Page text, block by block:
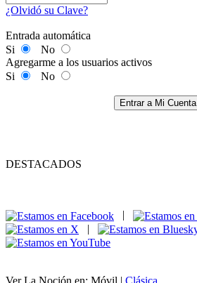
¿Olvidó su Clave?
Entrada automática
Si
No
Agregarme a los usuarios activos
Si
No
Entrar a Mi Cuenta
DESTACADOS
|